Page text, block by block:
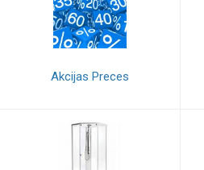
Akcijas Preces